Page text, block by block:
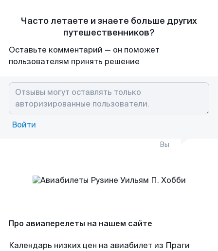
Часто летаете и знаете больше других
путешественников?
Оставьте комментарий — он поможет
пользователям принять решение
Войти
Вы
Про авиаперелеты на нашем сайте
Календарь низких цен на авиабилет из Праги